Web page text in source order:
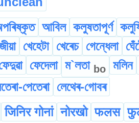
আবিল কলুষতাপূৰ্ণ
খেহেটা খেৰেচ গেন্ধেলা
ফেদেলা ম`লতা bo মলিন
পেতেৰা লেথেৰ-গোবৰ
जिनिर गोनां नोरखो फलस